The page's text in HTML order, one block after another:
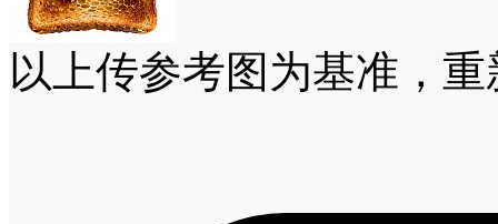
以上传参考图为基准，